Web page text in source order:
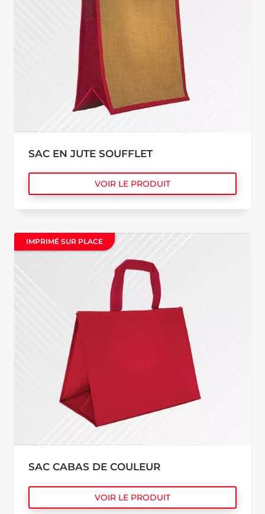
SAC EN JUTE SOUFFLET
VOIR LE PRODUIT
IMPRIMÉ SUR PLACE
SAC CABAS DE COULEUR
VOIR LE PRODUIT
IMPRIMÉ SUR PLACE